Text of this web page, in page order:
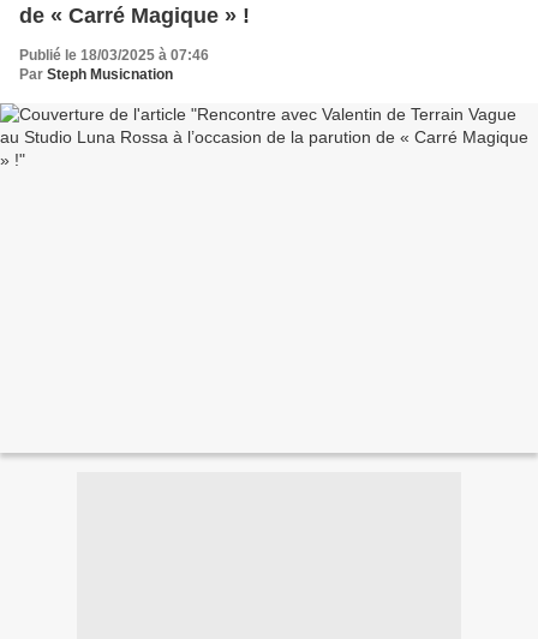
de « Carré Magique » !
Publié le 18/03/2025 à 07:46
Par Steph Musicnation